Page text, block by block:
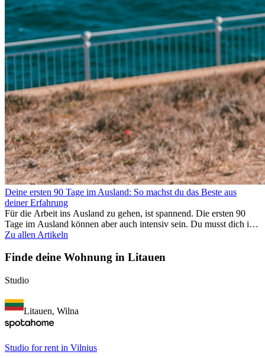
Deine ersten 90 Tage im Ausland: So machst du das Beste aus
deiner Erfahrung
Für die Arbeit ins Ausland zu gehen, ist spannend. Die ersten 90
Tage im Ausland können aber auch intensiv sein. Du musst dich in
einem neuen Job einfinden, ein soziales Umfeld aufbauen, die
zeigt dir, wie du deine ersten Monate im Ausland optimal nutzt,
damit du beruflich erfolgreich bist und dich persönlich
weiterentwickelst. Wenn du diese Tipps berücksichtigst, fällt dir das
Auslandserfahrung von Anfang an genießen.
Zu allen Artikeln
Finde deine Wohnung in Litauen
Studio
Litauen, Wilna
Studio for rent in Vilnius